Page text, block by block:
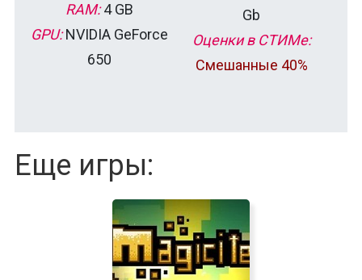
RAM:4 GB
GPU:NVIDIA GeForce
650
Gb
Оценки в СТИМе:
Смешанные 40%
Еще игры: